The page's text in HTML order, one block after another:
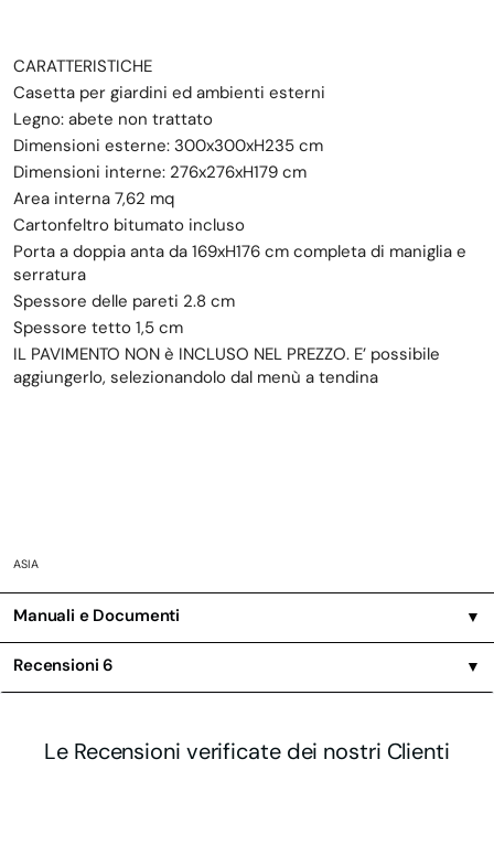
CARATTERISTICHE
Casetta per giardini ed ambienti esterni
Legno: abete non trattato
Dimensioni esterne: 300x300xH235 cm
Dimensioni interne: 276x276xH179 cm
Area interna 7,62 mq
Cartonfeltro bitumato incluso
Porta a doppia anta da 169xH176 cm completa di maniglia e
serratura
Spessore delle pareti 2.8 cm
Spessore tetto 1,5 cm
IL PAVIMENTO NON è INCLUSO NEL PREZZO. E’ possibile
aggiungerlo, selezionandolo dal menù a tendina
ASIA
Manuali e Documenti ▼
Recensioni6 ▼
Le Recensioni verificate dei nostri Clienti